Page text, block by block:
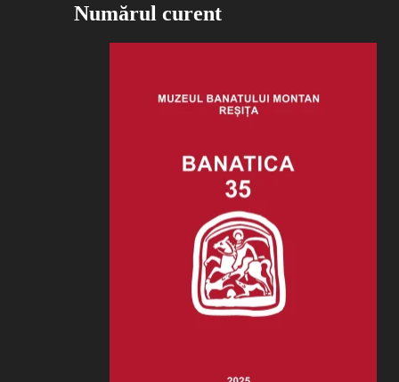
Numărul curent